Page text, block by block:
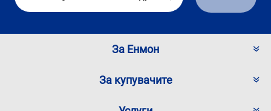
За Енмон
За купувачите